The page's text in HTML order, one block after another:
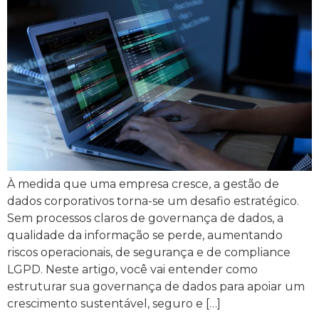
À medida que uma empresa cresce, a gestão de
dados corporativos torna-se um desafio estratégico.
Sem processos claros de governança de dados, a
qualidade da informação se perde, aumentando
riscos operacionais, de segurança e de compliance
LGPD. Neste artigo, você vai entender como
estruturar sua governança de dados para apoiar um
crescimento sustentável, seguro e […]